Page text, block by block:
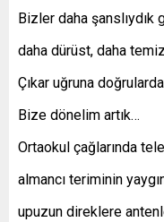
Bizler daha şanslıydık
daha dürüst, daha
Çıkar uğruna
Bize dönelim artık…
Ortaokul çağlarında
almancı teriminin
upuzun direklere